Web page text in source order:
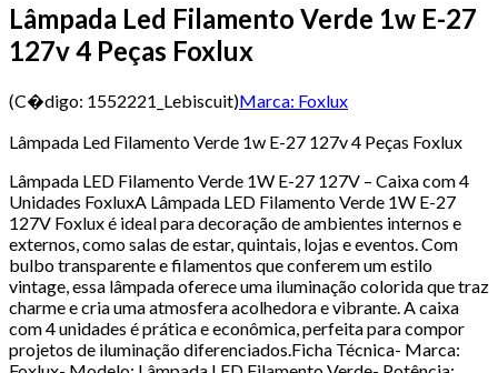
Lâmpada Led Filamento Verde 1w E-27
127v 4 Peças Foxlux
(C�digo: 1552221_Lebiscuit)Marca: Foxlux
Lâmpada Led Filamento Verde 1w E-27 127v 4 Peças Foxlux
Lâmpada LED Filamento Verde 1W E-27 127V – Caixa com 4
Unidades FoxluxA Lâmpada LED Filamento Verde 1W E-27
127V Foxlux é ideal para decoração de ambientes internos e
externos, como salas de estar, quintais, lojas e eventos. Com
bulbo transparente e filamentos que conferem um estilo
vintage, essa lâmpada oferece uma iluminação colorida que traz
charme e cria uma atmosfera acolhedora e vibrante. A caixa
com 4 unidades é prática e econômica, perfeita para compor
projetos de iluminação diferenciados.Ficha Técnica- Marca: